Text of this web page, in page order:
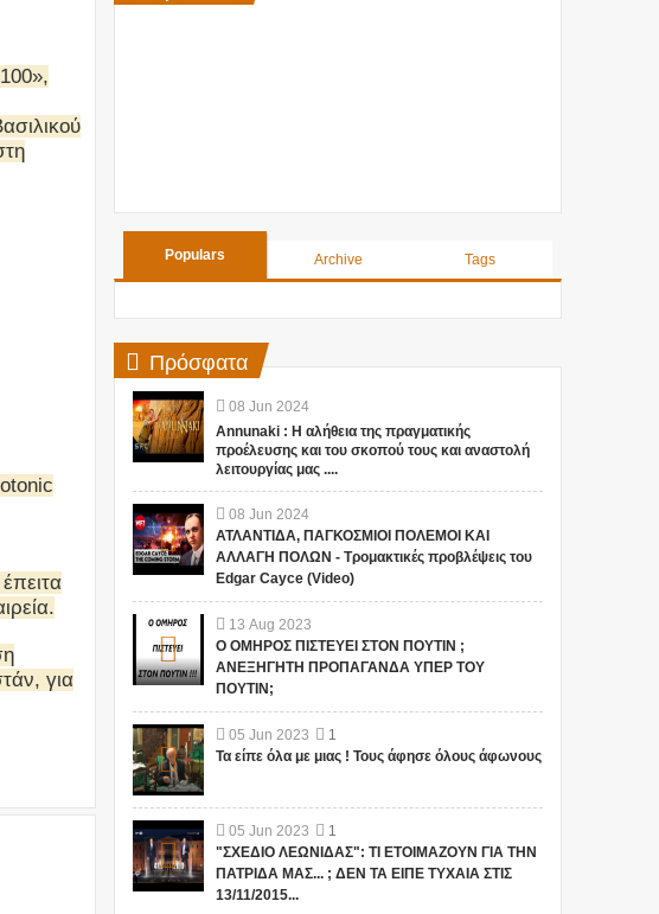
για
Populars Archive Tags
Πρόσφατα
08 Jun 2024
Annunaki : Η αλήθεια της πραγματικής
προέλευσης και του σκοπού τους και αναστολή
λειτουργίας μας ....
08 Jun 2024
ΑΤΛΑΝΤΙΔΑ, ΠΑΓΚΟΣΜΙΟΙ ΠΟΛΕΜΟΙ ΚΑΙ
ΑΛΛΑΓΗ ΠΟΛΩΝ - Τρομακτικές προβλέψεις του
Edgar Cayce (Video)
13 Aug 2023
Ο ΟΜΗΡΟΣ ΠΙΣΤΕΥΕΙ ΣΤΟΝ ΠΟΥΤΙΝ ;
ΑΝΕΞΗΓΗΤΗ ΠΡΟΠΑΓΑΝΔΑ ΥΠΕΡ ΤΟΥ
ΠΟΥΤΙΝ;
05 Jun 2023
1
Τα είπε όλα με μιας ! Τους άφησε όλους άφωνους
05 Jun 2023
1
"ΣΧΕΔΙΟ ΛΕΩΝΙΔΑΣ": ΤΙ ΕΤΟΙΜΑΖΟΥΝ ΓΙΑ ΤΗΝ
ΠΑΤΡΙΔΑ ΜΑΣ... ; ΔΕΝ ΤΑ ΕΙΠΕ ΤΥΧΑΙΑ ΣΤΙΣ
13/11/2015...